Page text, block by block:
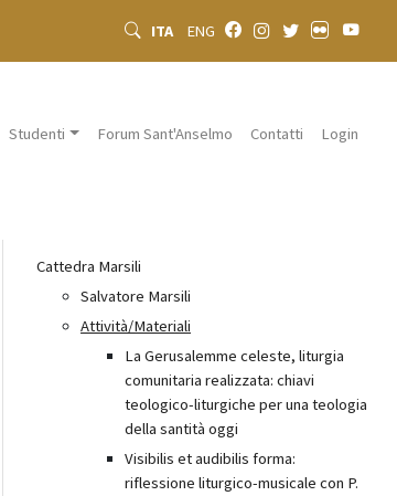
ITA ENG
Studenti Forum Sant'Anselmo Contatti Login
Cattedra Marsili
Salvatore Marsili
Attività/Materiali
La Gerusalemme celeste, liturgia
comunitaria realizzata: chiavi
teologico-liturgiche per una teologia
della santità oggi
Visibilis et audibilis forma:
riflessione liturgico-musicale con P.